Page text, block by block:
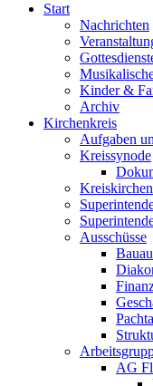
Start
Nachrichten
Kinder &
Archiv
Kirchenkreis
Aufgaben
Kreissynode
Ausschüsse
AG